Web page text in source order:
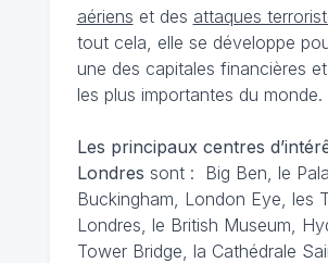
aériens et des attaques
tout cela, elle se développe
une des capitales financières
les plus importantes du monde.
Les principaux centres
Londres sont : Big Ben, le
Buckingham, London Eye, les
Londres, le British Museum,
Tower Bridge, la Cathédrale